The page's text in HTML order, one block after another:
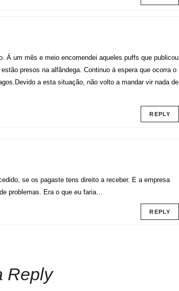
Á um mês e meio encomendei aqueles puffs que publicou
presos na alfãndega. Continuo á espera que ocorra o
a esta situação, não volto a mandar vir nada de
REPLY
se os pagaste tens direito a receber. E a empresa
problemas. Era o que eu faria…
REPLY
Reply